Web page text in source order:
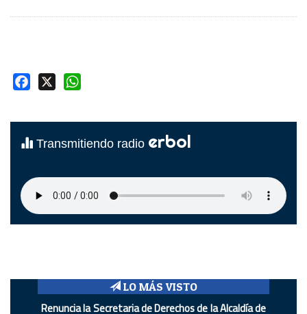
Facebook
Transmitiendo radio erbol
LO MÁS VISTO
Renuncia la Secretaria de Derechos de la Alcaldía de